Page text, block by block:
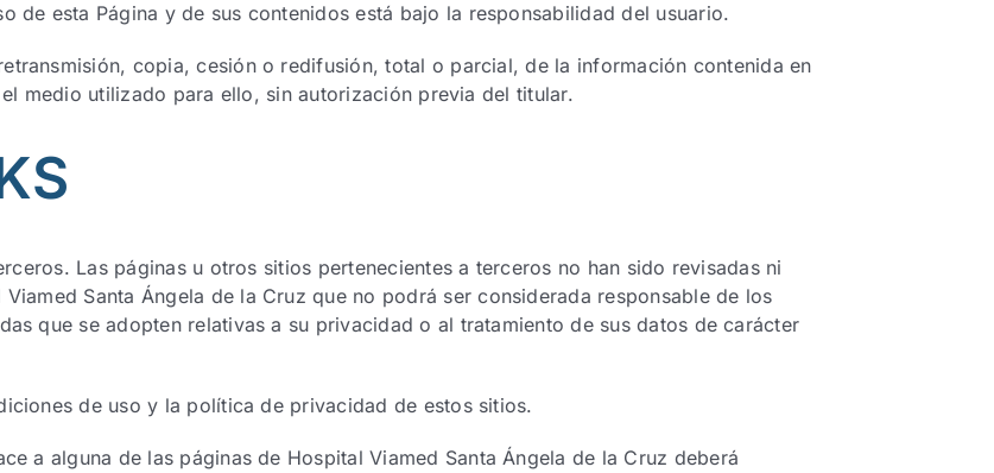
de esta Página y de sus contenidos está bajo la responsabilidad del usuario.
copia, cesión o redifusión, total o parcial, de la información contenida en
medio utilizado para ello, sin autorización previa del titular.
Las páginas u otros sitios pertenecientes a terceros no han sido revisadas ni
Santa Ángela de la Cruz que no podrá ser considerada responsable de los
que se adopten relativas a su privacidad o al tratamiento de sus datos de carácter
de uso y la política de privacidad de estos sitios.
a alguna de las páginas de Hospital Viamed Santa Ángela de la Cruz deberá